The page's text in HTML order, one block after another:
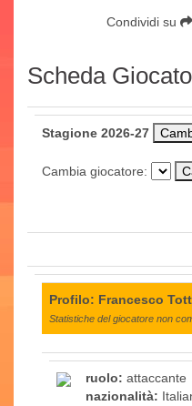
Condividi su
Scheda
Stagione 2026-27
Cambia giocatore:
Profilo: Francesco
Statistiche del giocatore non
ruolo: attaccante
nazionalità: